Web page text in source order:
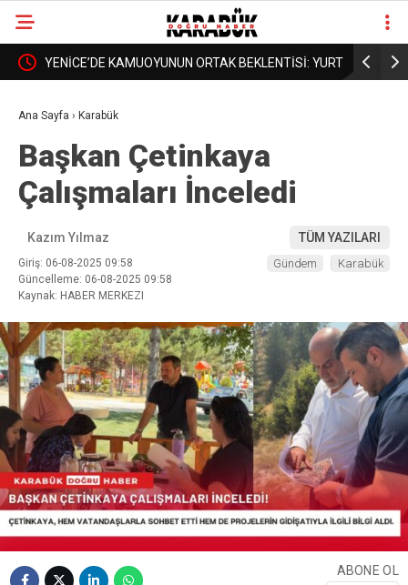
YURT BORDROYA “SAHTE” DEDİLER, GERÇEK MAAŞI
Ana Sayfa › Karabük
Başkan Çetinkaya
Çalışmaları İnceledi
Kazım Yılmaz TÜM YAZILARI
Giriş: 06-08-2025 09:58
Güncelleme: 06-08-2025 09:58
Kaynak: HABER MERKEZI
Gündem Karabük
ABONE OL